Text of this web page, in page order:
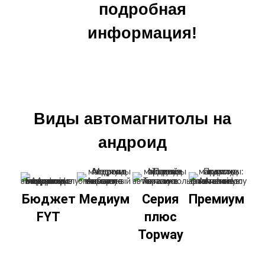
подробная
информация!
Виды автомагнитолы на
андроид
Бюджет
FYT
Медиум
Серия
плюс
Topway
Премиум